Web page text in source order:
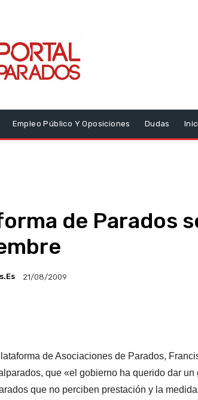
Empleo Público Y Oposiciones Dudas
de Parados
21/08/2009
de Asociaciones de Parados,
que «el gobierno ha querido dar
que no perciben prestación y la